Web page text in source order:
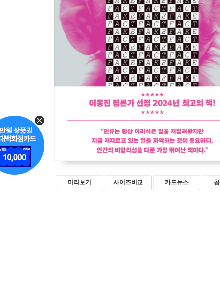
미리보기 사이즈비교 카드뉴스